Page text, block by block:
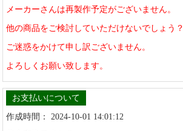
メーカーさんは再製作予定がございません。
他の商品をご検討していただけないでしょう？
ご迷惑をかけて申し訳ございません。
よろしくお願い致します。
お支払いについて
作成時間： 2024-10-01 14:01:12